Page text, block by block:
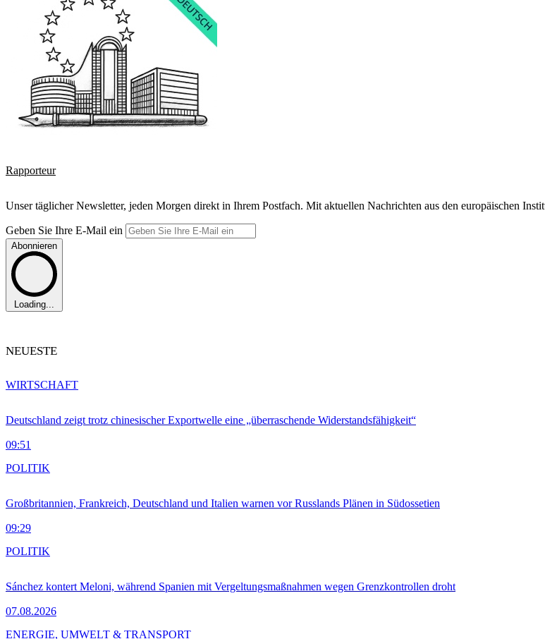
Rapporteur
Unser täglicher Newsletter, jeden Morgen direkt in Ihrem Postfach. Mit aktuellen Nachrichten aus den europäischen
Geben Sie Ihre E-Mail ein
Abonnieren
Loading...
NEUESTE
Deutschland zeigt trotz chinesischer Exportwelle eine „überraschende Widerstandsfähigkeit“
09:51
WIRTSCHAFT
Großbritannien, Frankreich, Deutschland und Italien warnen vor Russlands Plänen in Südossetien
09:29
POLITIK
Sánchez kontert Meloni, während Spanien mit Vergeltungsmaßnahmen wegen Grenzkontrollen droht
07.08.2026
POLITIK
ENERGIE, UMWELT & TRANSPORT